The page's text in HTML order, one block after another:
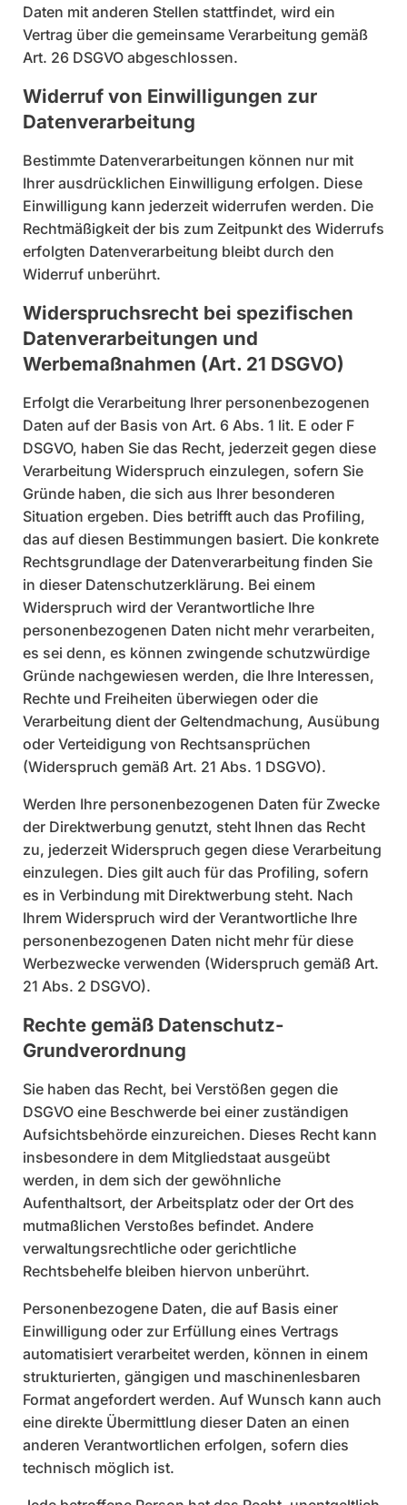
Daten mit anderen Stellen stattfindet, wird ein
Vertrag über die gemeinsame Verarbeitung gemäß
Art. 26 DSGVO abgeschlossen.
Widerruf von Einwilligungen zur
Datenverarbeitung
Bestimmte Datenverarbeitungen können nur mit
Ihrer ausdrücklichen Einwilligung erfolgen. Diese
Einwilligung kann jederzeit widerrufen werden. Die
Rechtmäßigkeit der bis zum Zeitpunkt des Widerrufs
erfolgten Datenverarbeitung bleibt durch den
Widerruf unberührt.
Widerspruchsrecht bei spezifischen
Datenverarbeitungen und
Werbemaßnahmen (Art. 21 DSGVO)
Erfolgt die Verarbeitung Ihrer personenbezogenen
Daten auf der Basis von Art. 6 Abs. 1 lit. E oder F
DSGVO, haben Sie das Recht, jederzeit gegen diese
Verarbeitung Widerspruch einzulegen, sofern Sie
Gründe haben, die sich aus Ihrer besonderen
Situation ergeben. Dies betrifft auch das Profiling,
das auf diesen Bestimmungen basiert. Die konkrete
Rechtsgrundlage der Datenverarbeitung finden Sie
in dieser Datenschutzerklärung. Bei einem
Widerspruch wird der Verantwortliche Ihre
personenbezogenen Daten nicht mehr verarbeiten,
es sei denn, es können zwingende schutzwürdige
Gründe nachgewiesen werden, die Ihre Interessen,
Rechte und Freiheiten überwiegen oder die
Verarbeitung dient der Geltendmachung, Ausübung
oder Verteidigung von Rechtsansprüchen
(Widerspruch gemäß Art. 21 Abs. 1 DSGVO).
Werden Ihre personenbezogenen Daten für Zwecke
der Direktwerbung genutzt, steht Ihnen das Recht
zu, jederzeit Widerspruch gegen diese Verarbeitung
einzulegen. Dies gilt auch für das Profiling, sofern
es in Verbindung mit Direktwerbung steht. Nach
Ihrem Widerspruch wird der Verantwortliche Ihre
personenbezogenen Daten nicht mehr für diese
Werbezwecke verwenden (Widerspruch gemäß Art.
21 Abs. 2 DSGVO).
Rechte gemäß Datenschutz-
Grundverordnung
Sie haben das Recht, bei Verstößen gegen die
DSGVO eine Beschwerde bei einer zuständigen
Aufsichtsbehörde einzureichen. Dieses Recht kann
insbesondere in dem Mitgliedstaat ausgeübt
werden, in dem sich der gewöhnliche
Aufenthaltsort, der Arbeitsplatz oder der Ort des
mutmaßlichen Verstoßes befindet. Andere
verwaltungsrechtliche oder gerichtliche
Rechtsbehelfe bleiben hiervon unberührt.
Personenbezogene Daten, die auf Basis einer
Einwilligung oder zur Erfüllung eines Vertrags
automatisiert verarbeitet werden, können in einem
strukturierten, gängigen und maschinenlesbaren
Format angefordert werden. Auf Wunsch kann auch
eine direkte Übermittlung dieser Daten an einen
anderen Verantwortlichen erfolgen, sofern dies
technisch möglich ist.